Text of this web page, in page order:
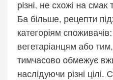
різні, не схожі на смак
Ба більше, рецепти
категоріям
вегетаріанцям або
тимчасово обмежує
наслідуючи різні